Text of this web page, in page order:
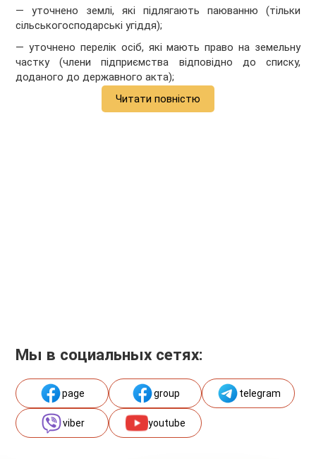
— уточнено землі, які підлягають паюванню (тільки
сільськогосподарські угіддя);
— уточнено перелік осіб, які мають право на земельну
частку (члени підприємства відповідно до списку,
доданого до державного акта);
Читати повністю
Мы в социальных сетях:
page group telegram
viber youtube